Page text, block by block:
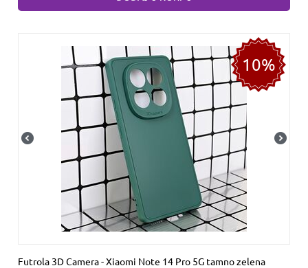
10%
Futrola 3D Camera - Xiaomi Note 14 Pro 5G tamno zelena